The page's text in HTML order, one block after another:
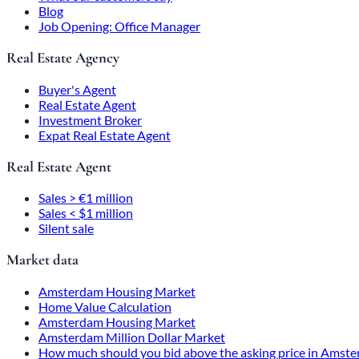
Blog
Job Opening: Office Manager
Real Estate Agency
Buyer's Agent
Real Estate Agent
Investment Broker
Expat Real Estate Agent
Real Estate Agent
Sales > €1 million
Sales < $1 million
Silent sale
Market data
Amsterdam Housing Market
Home Value Calculation
Amsterdam Housing Market
Amsterdam Million Dollar Market
How much should you bid above the asking price in